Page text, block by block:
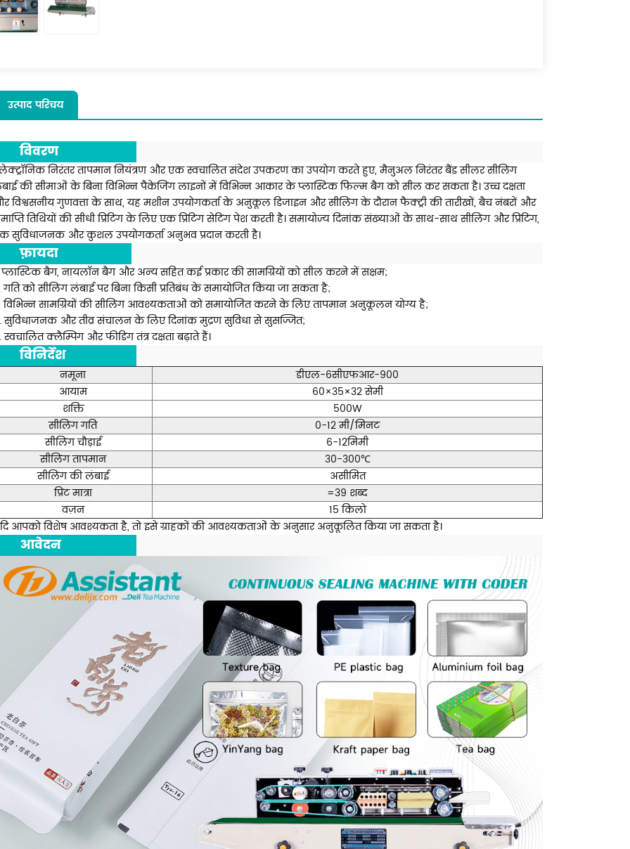
उत्पाद परिचय
***विवरण***
निरंतर तापमान नियंत्रण और एक स्वचालित संदेश उपकरण का उपयोग करते हुए, मैनुअल निरंतर बैंड सीलर सीलिंग
की सीमाओं के बिना विभिन्न पैकेजिंग लाइनों में विभिन्न आकार के प्लास्टिक फिल्म बैग को सील कर सकता है। उच्च दक्षता
विश्वसनीय गुणवत्ता के साथ, यह मशीन उपयोगकर्ता के अनुकूल डिजाइन और सीलिंग के दौरान फैक्ट्री की तारीखों, बैच नंबरों और
तिथियों की सीधी प्रिंटिंग के लिए एक प्रिंटिंग सेटिंग पेश करती है। समायोज्य दिनांक संख्याओं के साथ-साथ सीलिंग और प्रिंटिंग,
सुविधाजनक और कुशल उपयोगकर्ता अनुभव प्रदान करती है।
***फ़ायदा
प्लास्टिक बैग, नायलॉन बैग और अन्य सहित कई प्रकार की सामग्रियों को सील करने में सक्षम;
गति को सीलिंग लंबाई पर बिना किसी प्रतिबंध के समायोजित किया जा सकता है;
विभिन्न सामग्रियों की सीलिंग आवश्यकताओं को समायोजित करने के लिए तापमान अनुकूलन योग्य है;
सुविधाजनक और तीव्र संचालन के लिए दिनांक मुद्रण सुविधा से सुसज्जित;
स्वचालित क्लैम्पिंग और फीडिंग तंत्र दक्षता बढ़ाते हैं।
***विनिर्देश***
नमूना
डीएल-6सीएफआर-900
आयाम
60×35×32 सेमी
शक्ति
500W
सीलिंग गति
0-12 मी/मिनट
सीलिंग चौड़ाई
6-12मिमी
सीलिंग तापमान
30-300℃
सीलिंग की लंबाई
असीमित
प्रिंट मात्रा
=39 शब्द
वज़न
15 किलो
आपको विशेष आवश्यकता है, तो इसे ग्राहकों की आवश्यकताओं के अनुसार अनुकूलित किया जा सकता है।
आवेदन